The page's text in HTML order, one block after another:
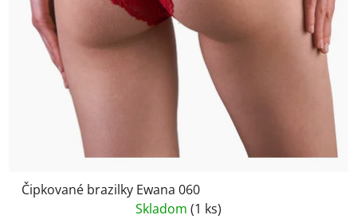
Čipkované brazilky Ewana 060
Skladom (1 ks)